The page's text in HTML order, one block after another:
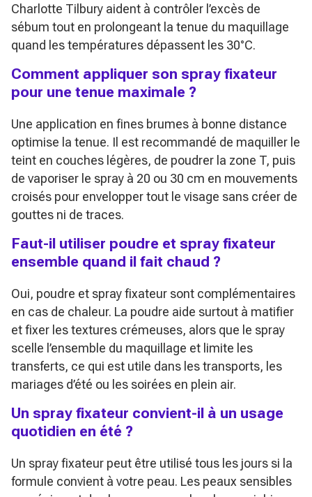
Charlotte Tilbury aident à contrôler l’excès de
sébum tout en prolongeant la tenue du maquillage
quand les températures dépassent les 30°C.
Comment appliquer son spray fixateur
pour une tenue maximale ?
Une application en fines brumes à bonne distance
optimise la tenue. Il est recommandé de maquiller le
teint en couches légères, de poudrer la zone T, puis
de vaporiser le spray à 20 ou 30 cm en mouvements
croisés pour envelopper tout le visage sans créer de
gouttes ni de traces.
Faut-il utiliser poudre et spray fixateur
ensemble quand il fait chaud ?
Oui, poudre et spray fixateur sont complémentaires
en cas de chaleur. La poudre aide surtout à matifier
et fixer les textures crémeuses, alors que le spray
scelle l’ensemble du maquillage et limite les
transferts, ce qui est utile dans les transports, les
mariages d’été ou les soirées en plein air.
Un spray fixateur convient-il à un usage
quotidien en été ?
Un spray fixateur peut être utilisé tous les jours si la
formule convient à votre peau. Les peaux sensibles